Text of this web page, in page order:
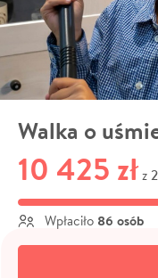
Walka o
10 425 zł z
Wpłaciło 86 osób